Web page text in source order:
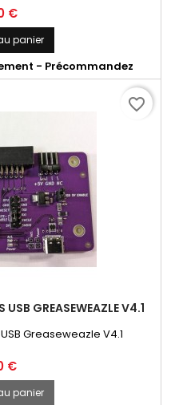
€
panier
- Précommandez
GREASEWEAZLE V4.1
Greaseweazle V4.1
€
panier
favorite_border